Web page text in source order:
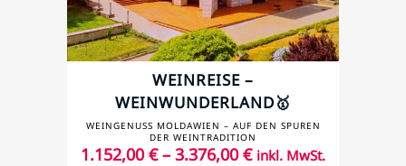
WEINREISE –
WEINWUNDERLAND🥇
MOLDAWIEN: EIN GENUSS FÜR
ALLE SINNE
WEINGENUSS MOLDAWIEN – AUF DEN SPUREN
DER WEINTRADITION
1.152,00€– 3.376,00€ inkl. MwSt.